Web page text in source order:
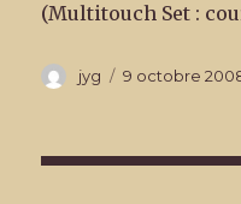
(Multitouch Set :
Auteur
jyg
Publié
9 octobre